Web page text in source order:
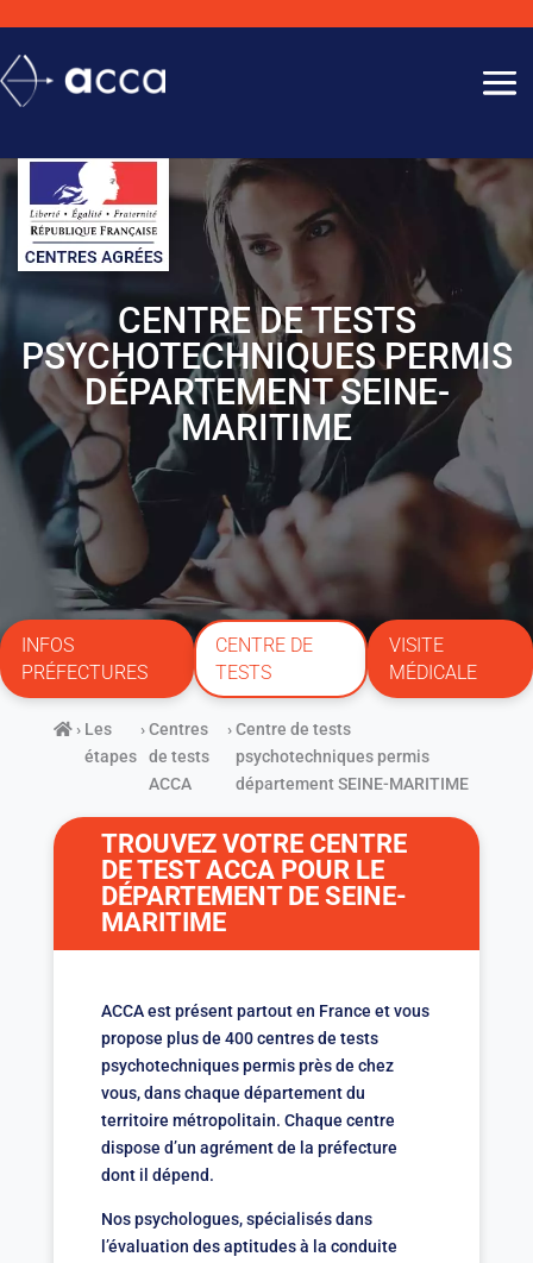
CENTRE DE TESTS
PSYCHOTECHNIQUES PERMIS
DÉPARTEMENT SEINE-
MARITIME
INFOS
PRÉFECTURES
CENTRE DE
TESTS
VISITE
MÉDICALE
› Les
étapes
›Centres
de tests
ACCA
›Centre de tests
psychotechniques permis
département SEINE-MARITIME
TROUVEZ VOTRE CENTRE
DE TEST ACCA POUR LE
DÉPARTEMENT DE SEINE-
MARITIME
ACCA est présent partout en France et vous
propose plus de 400 centres de tests
psychotechniques permis près de chez
vous, dans chaque département du
territoire métropolitain. Chaque centre
dispose d’un agrément de la préfecture
dont il dépend.
Nos psychologues, spécialisés dans
l’évaluation des aptitudes à la conduite